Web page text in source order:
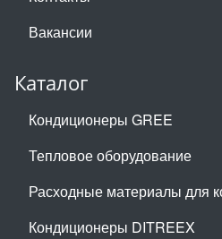
Вакансии
Каталог
Кондиционеры GREE
Тепловое оборудование
Расходные материалы для
Кондиционеры DITREEX